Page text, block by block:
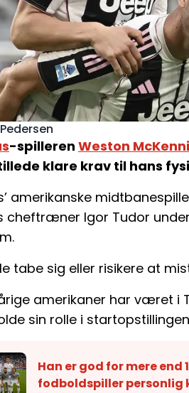
-spilleren Weston
klare krav til hans
amerikanske
cheftræner Igor Tudor
tabe sig eller risikere at
amerikaner har været
sin rolle i
Han er god for mere
fodboldspiller personlig